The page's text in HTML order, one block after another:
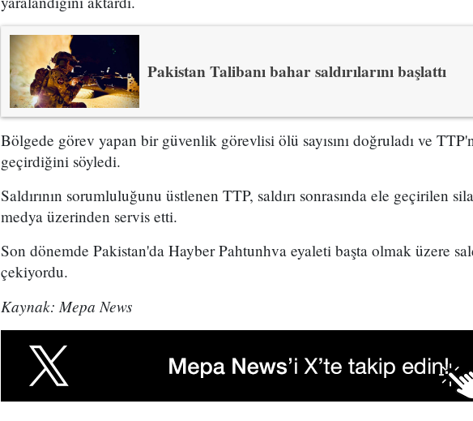
Pakistan Talibanı bahar saldırılarını başlattı
Bölgede görev yapan bir güvenlik görevlisi ölü sayısını doğruladı ve
geçirdiğini söyledi.
Saldırının sorumluluğunu üstlenen TTP, saldırı sonrasında ele geçirilen
medya üzerinden servis etti.
Son dönemde Pakistan'da Hayber Pahtunhva eyaleti başta olmak üzere
çekiyordu.
Kaynak: Mepa News